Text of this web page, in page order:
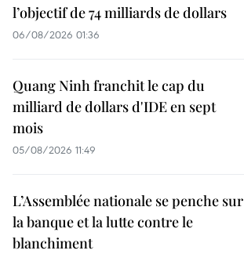
l’objectif de 74 milliards de dollars
06/08/2026 01:36
Quang Ninh franchit le cap du
milliard de dollars d'IDE en sept
mois
05/08/2026 11:49
L’Assemblée nationale se penche sur
la banque et la lutte contre le
blanchiment